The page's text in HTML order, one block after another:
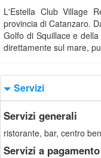
L'Estella Club Village
provincia di Catanzaro.
Golfo di Squillace e
direttamente sul mare,
Servizi
Servizi generali
ristorante, bar, centro
Servizi a pagamento